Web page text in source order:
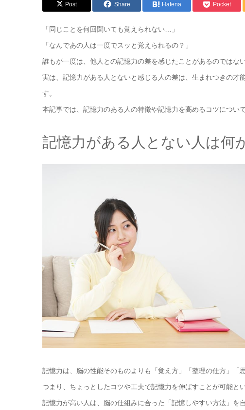
Post Share Hatena Pocket
「同じことを何回聞いても覚えられない…」
「なんであの人は一度でスッと覚えられるの？」
誰もが一度は、他人との記憶力の差を感じたことがあるのではな
実は、記憶力がある人とないと感じる人の差は、生まれつきの才
す。
本記事では、記憶力のある人の特徴や記憶力を高めるコツについ
記憶力がある人とない人は何
記憶力は、脳の性能そのものよりも「覚え方」「整理の仕方」「
つまり、ちょっとしたコツや工夫で記憶力を伸ばすことが可能と
記憶力が高い人は、脳の仕組みに合った「記憶しやすい方法」を